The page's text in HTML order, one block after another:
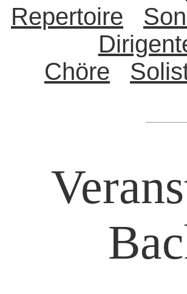
Repertoire
Chöre